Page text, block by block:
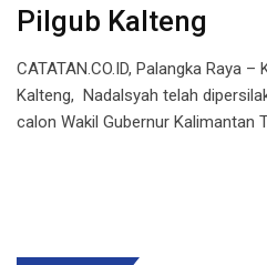
Pilgub Kalteng
CATATAN.CO.ID, Palangka Raya
Kalteng, Nadalsyah telah
calon Wakil Gubernur Kalimantan